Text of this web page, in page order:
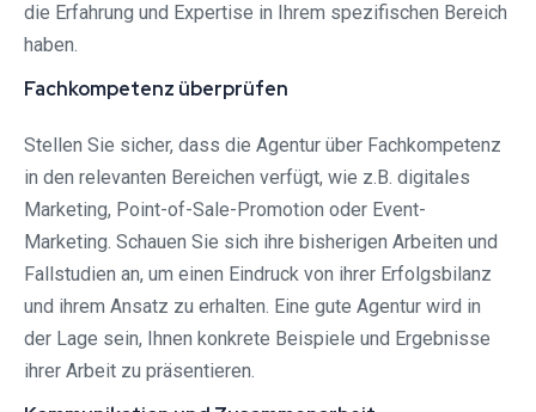
die Erfahrung und Expertise in Ihrem spezifischen Bereich
haben.
Fachkompetenz überprüfen
Stellen Sie sicher, dass die Agentur über Fachkompetenz
in den relevanten Bereichen verfügt, wie z.B. digitales
Marketing, Point-of-Sale-Promotion oder Event-
Marketing. Schauen Sie sich ihre bisherigen Arbeiten und
Fallstudien an, um einen Eindruck von ihrer Erfolgsbilanz
und ihrem Ansatz zu erhalten. Eine gute Agentur wird in
der Lage sein, Ihnen konkrete Beispiele und Ergebnisse
ihrer Arbeit zu präsentieren.